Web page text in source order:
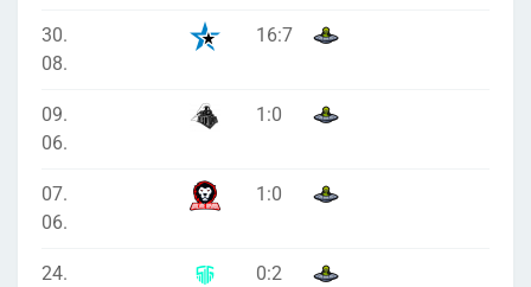
30.
08.
16:7
09.
06.
1 :0
07.
06.
1 :0
24.
0:2